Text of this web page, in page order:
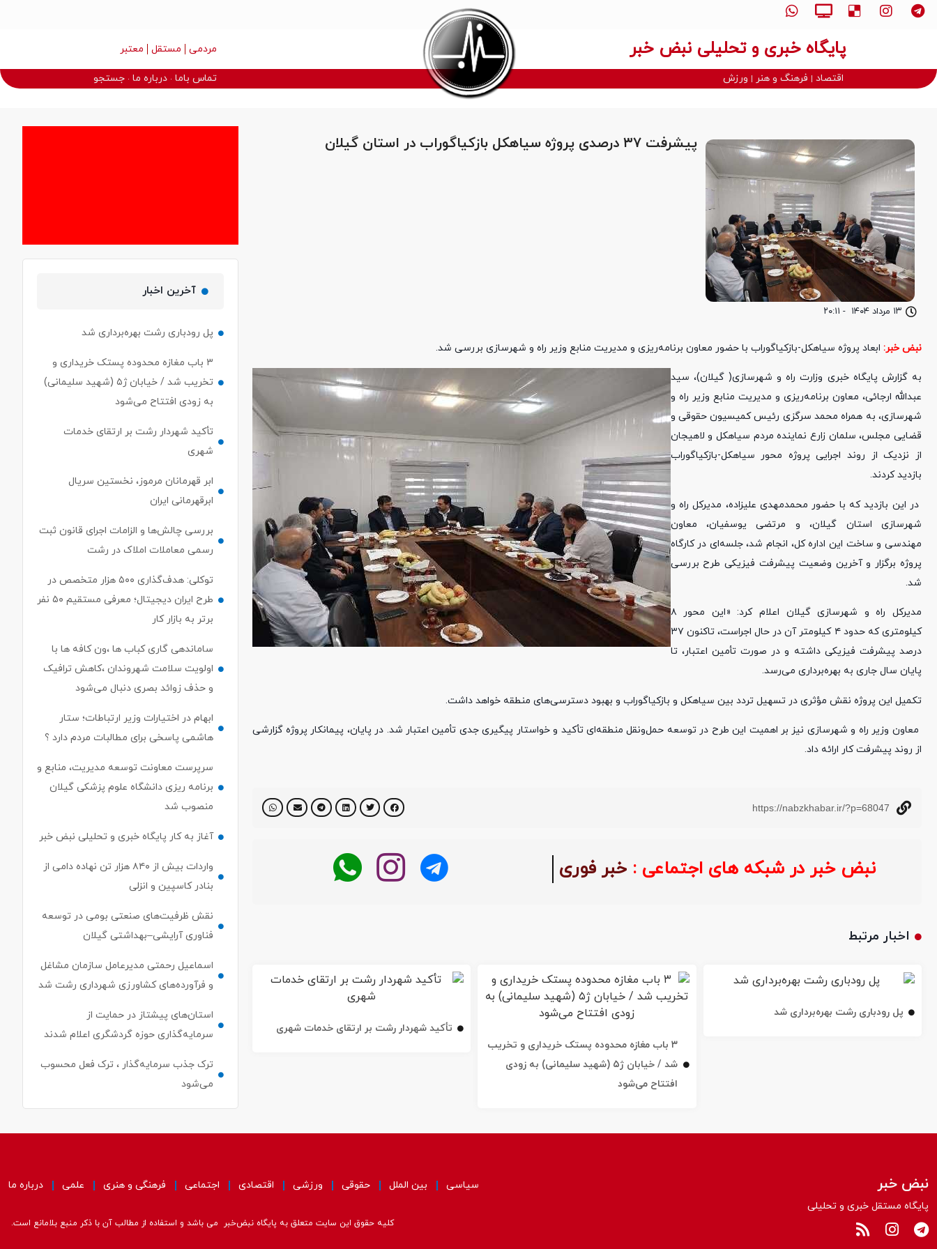
پایگاه خبری و تحلیلی نبض خبر مردمی مستقل معتبر
اقتصاد فرهنگ و هنر ورزش تماس باما درباره ما جستجو
۱۳ مرداد ۱۴۰۴ - ۲۰:۱۱
پیشرفت ۳۷ درصدی پروژه سیاهکل بازکیاگوراب در استان گیلان
نبض خبر: ابعاد پروژه سیاهکل-بازکیاگوراب با حضور معاون برنامه‌ریزی و مدیریت منابع وزیر راه و شهرسازی بررسی شد.
به گزارش پایگاه خبری وزارت راه و شهرسازی( گیلان)، سید
عبدالله ارجائی، معاون برنامه‌ریزی و مدیریت منابع وزیر راه و
شهرسازی، به همراه محمد سرگزی رئیس کمیسیون حقوقی و
قضایی مجلس، سلمان زارع نماینده مردم سیاهکل و لاهیجان
از نزدیک از روند اجرایی پروژه محور سیاهکل-بازکیاگوراب
بازدید کردند.
در این بازدید که با حضور محمدمهدی علیزاده، مدیرکل راه و
شهرسازی استان گیلان، و مرتضی یوسفیان، معاون
مهندسی و ساخت این اداره کل، انجام شد، جلسه‌ای در کارگاه
پروژه برگزار و آخرین وضعیت پیشرفت فیزیکی طرح بررسی
شد.
مدیرکل راه و شهرسازی گیلان اعلام کرد: «این محور ۸
کیلومتری که حدود ۴ کیلومتر آن در حال اجراست، تاکنون ۳۷
درصد پیشرفت فیزیکی داشته و در صورت تأمین اعتبار، تا
پایان سال جاری به بهره‌برداری می‌رسد.
تکمیل این پروژه نقش مؤثری در تسهیل تردد بین سیاهکل و بازکیاگوراب و بهبود دسترسی‌های منطقه خواهد داشت.
️ معاون وزیر راه و شهرسازی نیز بر اهمیت این طرح در توسعه حمل‌ونقل منطقه‌ای تأکید و خواستار پیگیری جدی تأمین اعتبار شد. در پایان، پیمانکار پروژه گزارشی
از روند پیشرفت کار ارائه داد.
https://nabzkhabar.ir/?p=68047
نبض خبر در شبکه های اجتماعی : خبر فوری
اخبار مرتبط
پل رودباری رشت بهره‌برداری شد
۳ باب مغازه محدوده پستک خریداری و تخریب
شد / خیابان ژ۵ (شهید سلیمانی) به زودی
افتتاح می‌شود
تأکید شهردار رشت بر ارتقای خدمات شهری
آخرین اخبار
پل رودباری رشت بهره‌برداری شد
۳ باب مغازه محدوده پستک خریداری و
تخریب شد / خیابان ژ۵ (شهید سلیمانی)
به زودی افتتاح می‌شود
تأکید شهردار رشت بر ارتقای خدمات
شهری
ابر قهرمانان مرموز، نخستین سریال
ابرقهرمانی ایران
بررسی چالش‌ها و الزامات اجرای قانون ثبت
رسمی معاملات املاک در رشت
توکلی: هدف‌گذاری ۵۰۰ هزار متخصص در
طرح ایران دیجیتال؛ معرفی مستقیم ۵۰ نفر
برتر به بازار کار
ساماندهی گاری کباب ها ،ون کافه ها با
اولویت سلامت شهروندان ،کاهش ترافیک
و حذف زوائد بصری دنبال می‌شود
ابهام در اختیارات وزیر ارتباطات؛ ستار
هاشمی پاسخی برای مطالبات مردم دارد ؟
سرپرست معاونت توسعه مدیریت، منابع و
برنامه ریزی دانشگاه علوم پزشکی گیلان
منصوب شد
آغاز به کار پایگاه خبری و تحلیلی نبض خبر
واردات بیش از ۸۴۰ هزار تن نهاده دامی از
بنادر كاسپین و انزلی
نقش ظرفیت‌های صنعتی بومی در توسعه
فناوری آرایشی–بهداشتی گیلان
اسماعیل رحمتی مدیرعامل سازمان مشاغل
و فرآورده‌های کشاورزی شهرداری رشت شد
استان‌های پیشتاز در حمایت از
سرمایه‌گذاری حوزه گردشگری اعلام شدند
ترک جذب سرمایه‌گذار ، ترک فعل محسوب
می‌شود
نبض خبر
پایگاه مستقل خبری و تحلیلی
سیاسی بین الملل حقوقی ورزشی اقتصادی اجتماعی فرهنگی و هنری علمی درباره ما
کلیه حقوق این سایت متعلق به پایگاه نبض‌خبر می باشد و استفاده از مطالب آن با ذکر منبع بلامانع است.